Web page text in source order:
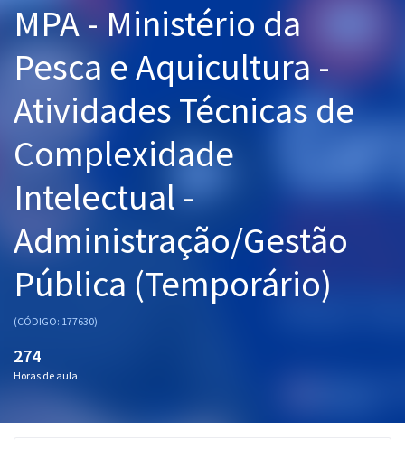
Cursos 20% OFF
Pós
Graduação
OAB
Mentorias
Questões grátis
Conteúdo gratuito
MPA - Ministério da
Pesca e Aquicultura -
Atividades Técnicas de
Complexidade
Intelectual -
Administração/Gestão
Pública (Temporário)
(CÓDIGO: 177630)
274
Horas de aula